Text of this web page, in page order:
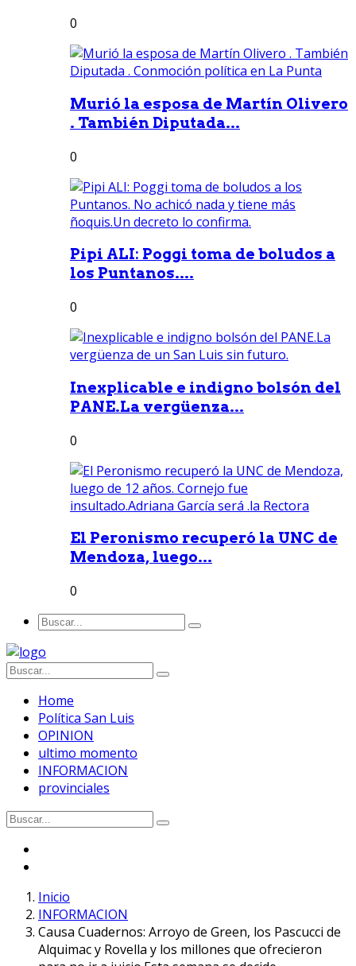
0
Murió la esposa de Martín Olivero
. También Diputada...
0
Pipi ALI: Poggi toma de boludos a
los Puntanos....
0
Inexplicable e indigno bolsón del
PANE.La vergüenza...
0
El Peronismo recuperó la UNC de
Mendoza, luego...
0
Home
Política San Luis
OPINION
ultimo momento
INFORMACION
provinciales
Inicio
INFORMACION
Causa Cuadernos: Arroyo de Green, los Pascucci de
Alquimac y Rovella y los millones que ofrecieron